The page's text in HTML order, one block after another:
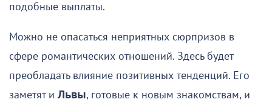
подобные выплаты.
Можно не опасаться неприятных сюрпризов в
сфере романтических отношений. Здесь будет
преобладать влияние позитивных тенденций. Его
заметят иЛьвы, готовые к новым знакомствам, и